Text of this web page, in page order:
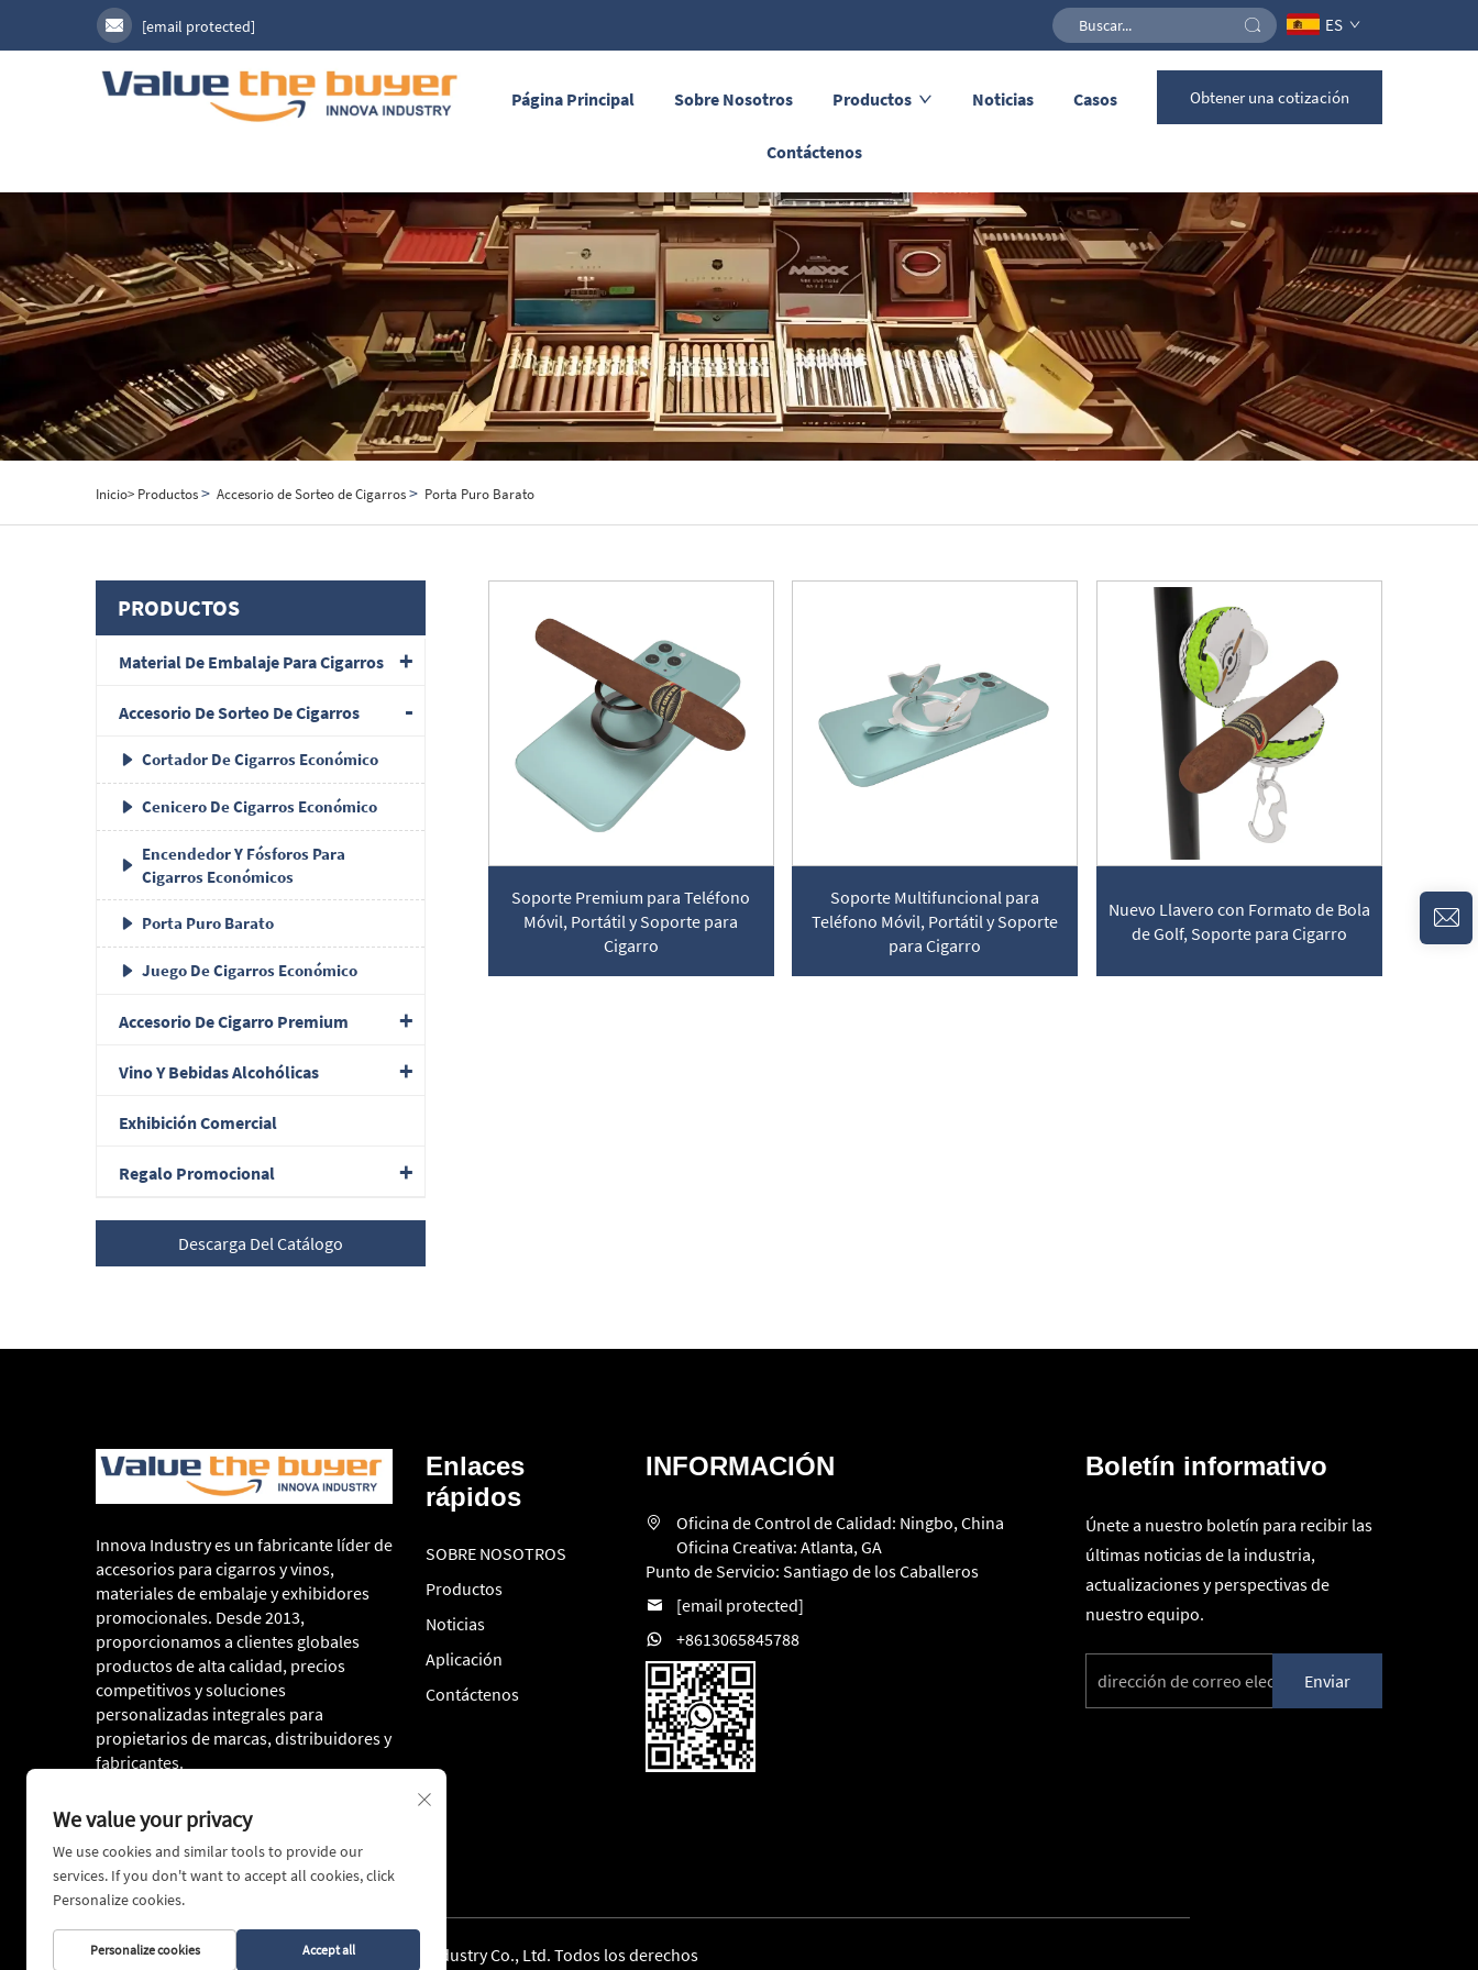
[email protected] ES
Página Principal Sobre Nosotros Productos Noticias Casos
Contáctenos
Obtener una cotización
Inicio> Productos> Accesorio de Sorteo de Cigarros> Porta Puro Barato
PRODUCTOS
Material De Embalaje Para Cigarros
Accesorio De Sorteo De Cigarros
Cortador De Cigarros Económico
Cenicero De Cigarros Económico
Encendedor Y Fósforos Para
Cigarros Económicos
Porta Puro Barato
Juego De Cigarros Económico
Accesorio De Cigarro Premium
Vino Y Bebidas Alcohólicas
Exhibición Comercial
Regalo Promocional
Descarga Del Catálogo
Soporte Premium para Teléfono
Móvil, Portátil y Soporte para
Cigarro
Soporte Multifuncional para
Teléfono Móvil, Portátil y Soporte
para Cigarro
Nuevo Llavero con Formato de Bola
de Golf, Soporte para Cigarro
Innova Industry es un fabricante líder de
accesorios para cigarros y vinos,
materiales de embalaje y exhibidores
promocionales. Desde 2013,
proporcionamos a clientes globales
productos de alta calidad, precios
competitivos y soluciones
personalizadas integrales para
propietarios de marcas, distribuidores y
fabricantes.
Enlaces
rápidos
SOBRE NOSOTROS
Productos
Noticias
Aplicación
Contáctenos
INFORMACIÓN
Oficina de Control de Calidad: Ningbo, China
Oficina Creativa: Atlanta, GA
Punto de Servicio: Santiago de los Caballeros
[email protected]
+8613065845788
Boletín informativo
Únete a nuestro boletín para recibir las
últimas noticias de la industria,
actualizaciones y perspectivas de
nuestro equipo.
Enviar
Derechos de autor © 2026 Ningbo Innova Industry Co., Ltd. Todos los derechos
We value your privacy
We use cookies and similar tools to provide our
services. If you don't want to accept all cookies, click
Personalize cookies.
Personalize cookies Accept all